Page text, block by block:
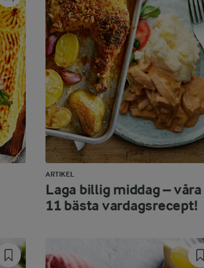
ARTIKEL
Laga billig middag – våra
11 bästa vardagsrecept!